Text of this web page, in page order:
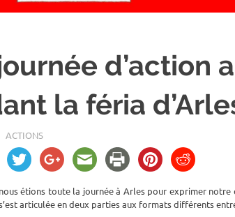
d’action
la féria
ROGER LAHANA
ACTIONS
étions toute la journée à Arles pour exprimer
articulée en deux parties aux formats différents